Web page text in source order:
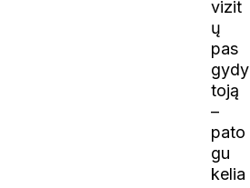
vizit
ų
pas
gydy
toją
–
pato
gu
kelia